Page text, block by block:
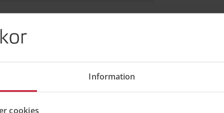
Information
cookies
åtgärder i stället
ska i sådana fall förbättra
inte längre omfattas av krav
i tillräcklig omfattning och
skulle detta vara gjort senast den 1
görs i samband med annan